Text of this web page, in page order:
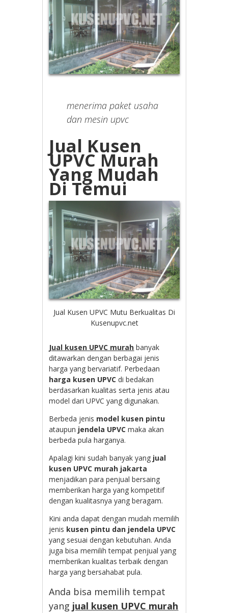
menerima paket usaha
dan mesin upvc
Jual Kusen
UPVC Murah
Yang Mudah
Di Temui
Jual Kusen UPVC Mutu Berkualitas Di
Kusenupvc.net
Jual kusen UPVC murah banyak
ditawarkan dengan berbagai jenis
harga yang bervariatif. Perbedaan
harga kusen UPVC di bedakan
berdasarkan kualitas serta jenis atau
model dari UPVC yang digunakan.
Berbeda jenis model kusen pintu
ataupun jendela UPVC maka akan
berbeda pula harganya.
Apalagi kini sudah banyak yang jual
kusen UPVC murah jakarta
menjadikan para penjual bersaing
memberikan harga yang kompetitif
dengan kualitasnya yang beragam.
Kini anda dapat dengan mudah memilih
jenis kusen pintu dan jendela UPVC
yang sesuai dengan kebutuhan. Anda
juga bisa memilih tempat penjual yang
memberikan kualitas terbaik dengan
harga yang bersahabat pula.
Anda bisa memilih tempat
yang jual kusen UPVC murah